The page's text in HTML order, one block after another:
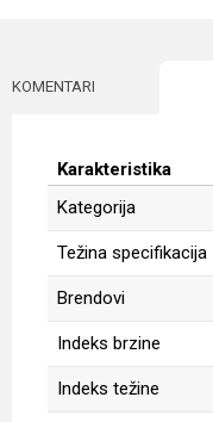
KOMENTARI
Karakteristika
Kategorija
Težina specifikacija
Brendovi
Indeks brzine
Indeks težine